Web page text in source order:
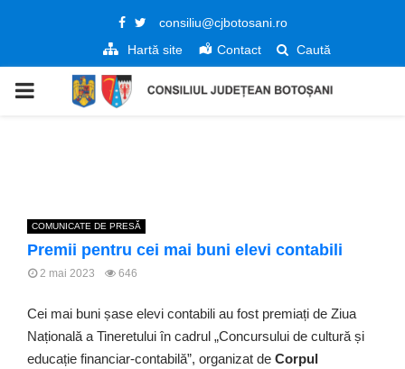
Facebook
Twitter
consiliu@cjbotosani.ro
Hartă site
Contact Caută
PRIMARY
COMUNICATE DE PRESĂ
Premii pentru cei mai buni elevi contabili
2 mai 2023 646
Cei mai buni șase elevi contabili au fost premiați de Ziua
Națională a Tineretului în cadrul „Concursului de cultură și
educație financiar-contabilă”, organizat de Corpul